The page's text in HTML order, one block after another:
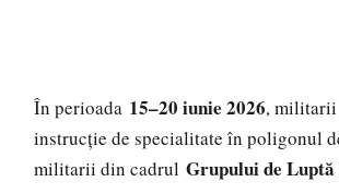
În perioada 15–20 iunie 2026, militarii
instrucție de specialitate în poligonul
militarii din cadrul Grupului de Luptă